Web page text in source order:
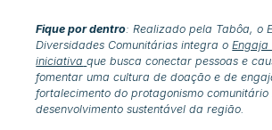
Fique por dentro: Realizado pela Tabôa, o
Diversidades Comunitárias integra oEngaja
iniciativa que busca conectar pessoas e
fomentar uma cultura de doação e de
fortalecimento do protagonismo comunitário
desenvolvimento sustentável da região.